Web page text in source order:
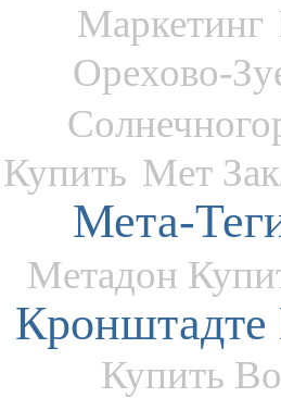
Маркетинг
Орехово-
Купить Мет
Мета-
Метадон
Кронштадте
Купить